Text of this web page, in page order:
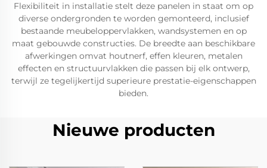
Flexibiliteit in installatie stelt deze panelen in staat om op
diverse ondergronden te worden gemonteerd, inclusief
bestaande meubeloppervlakken, wandsystemen en op
maat gebouwde constructies. De breedte aan beschikbare
afwerkingen omvat houtnerf, effen kleuren, metalen
effecten en structuurvlakken die passen bij elk ontwerp,
terwijl ze tegelijkertijd superieure prestatie-eigenschappen
bieden.
Nieuwe producten